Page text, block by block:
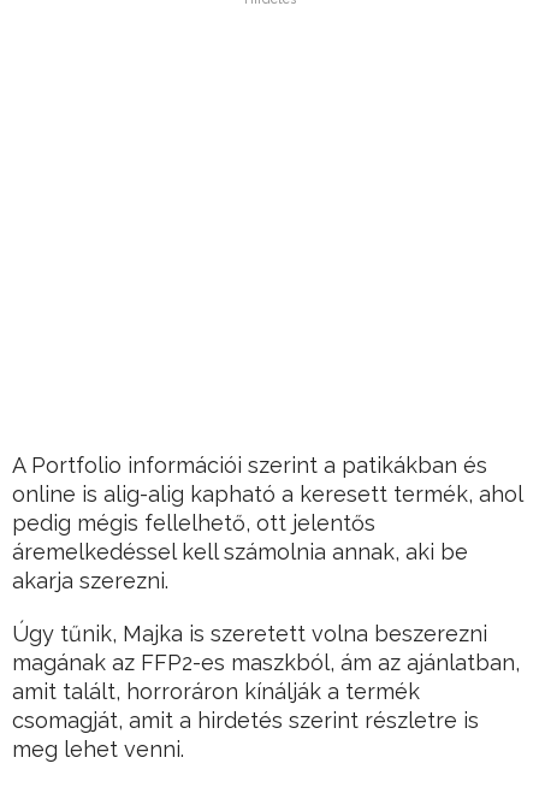
A Portfolio információi szerint a patikákban és
online is alig-alig kapható a keresett termék, ahol
pedig mégis fellelhető, ott jelentős
áremelkedéssel kell számolnia annak, aki be
akarja szerezni.
Úgy tűnik, Majka is szeretett volna beszerezni
magának az FFP2-es maszkból, ám az ajánlatban,
amit talált, horroráron kínálják a termék
csomagját, amit a hirdetés szerint részletre is
meg lehet venni.